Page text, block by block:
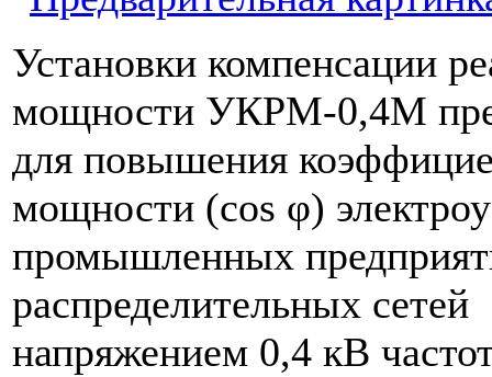
Установки компенсации
мощности УКРМ-0,4М
для повышения
мощности (cos φ)
промышленных
распределительных сетей
напряжением 0,4 кВ